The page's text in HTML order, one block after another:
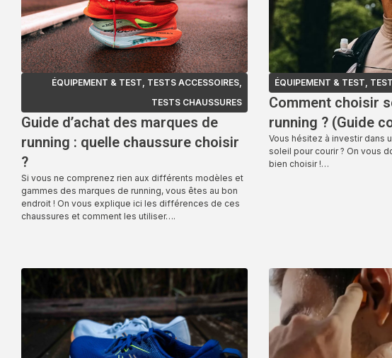
ÉQUIPEMENT & TEST, TESTS ACCESSOIRES,
TESTS CHAUSSURES
Guide d’achat des marques de
running : quelle chaussure choisir
?
Si vous ne comprenez rien aux différents modèles et
gammes des marques de running, vous êtes au bon
endroit ! On vous explique ici les différences de ces
chaussures et comment les utiliser….
ÉQUIPEMENT & TEST,
Comment choisir
running ? (Guide
Vous hésitez à investir dans
soleil pour courir ? On vous
bien choisir !…